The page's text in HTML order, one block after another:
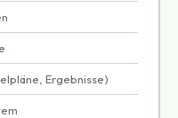
Ergebnisse)